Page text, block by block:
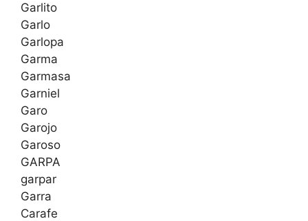
Garlito
Garlo
Garlopa
Garma
Garmasa
Garniel
Garo
Garojo
Garoso
GARPA
garpar
Garra
Carafe